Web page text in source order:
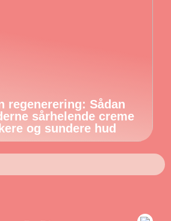
regenerering: Sådan
sårhelende creme
og sundere hud